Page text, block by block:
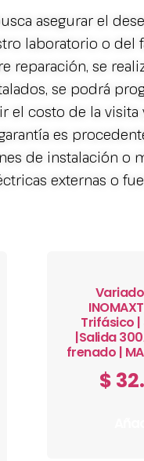
asegurar el
laboratorio o del
reparación, se
se podrá
costo de la visita
es
de instalación o
externas o
Trifásico |
|Salida
frenado |
$